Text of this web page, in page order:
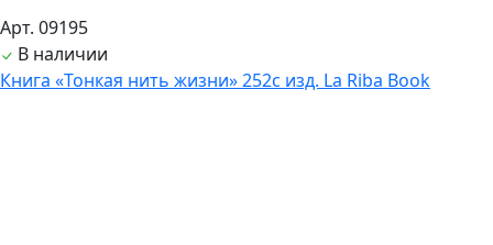
Арт. 09195
В наличии
Книга «Тонкая нить жизни» 252с изд. La Riba Book